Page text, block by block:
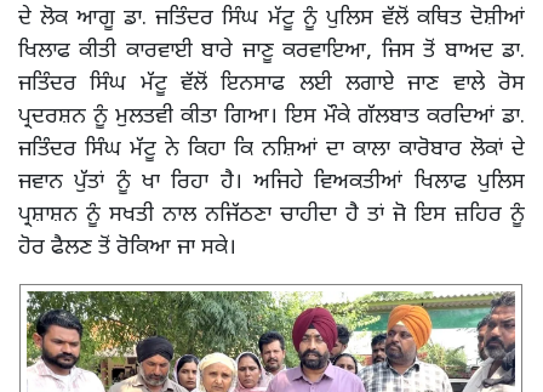
ਦੇ ਲੋਕ ਆਗੂ ਡਾ. ਜਤਿੰਦਰ ਸਿੰਘ ਮੱਟੂ ਨੂੰ ਪੁਲਿਸ ਵੱਲੋਂ ਕਥਿਤ ਦੋਸ਼ੀਆਂ
ਖਿਲਾਫ ਕੀਤੀ ਕਾਰਵਾਈ ਬਾਰੇ ਜਾਣੂ ਕਰਵਾਇਆ, ਜਿਸ ਤੋਂ ਬਾਅਦ ਡਾ.
ਜਤਿੰਦਰ ਸਿੰਘ ਮੱਟੂ ਵੱਲੋਂ ਇਨਸਾਫ ਲਈ ਲਗਾਏ ਜਾਣ ਵਾਲੇ ਰੋਸ
ਪ੍ਰਦਰਸ਼ਨ ਨੂੰ ਮੁਲਤਵੀ ਕੀਤਾ ਗਿਆ। ਇਸ ਮੌਕੇ ਗੱਲਬਾਤ ਕਰਦਿਆਂ ਡਾ.
ਜਤਿੰਦਰ ਸਿੰਘ ਮੱਟੂ ਨੇ ਕਿਹਾ ਕਿ ਨਸ਼ਿਆਂ ਦਾ ਕਾਲਾ ਕਾਰੋਬਾਰ ਲੋਕਾਂ ਦੇ
ਜਵਾਨ ਪੁੱਤਾਂ ਨੂੰ ਖਾ ਰਿਹਾ ਹੈ। ਅਜਿਹੇ ਵਿਅਕਤੀਆਂ ਖਿਲਾਫ ਪੁਲਿਸ
ਪ੍ਰਸ਼ਾਸ਼ਨ ਨੂੰ ਸਖਤੀ ਨਾਲ ਨਜਿੱਠਣਾ ਚਾਹੀਦਾ ਹੈ ਤਾਂ ਜੋ ਇਸ ਜ਼ਹਿਰ ਨੂੰ
ਹੋਰ ਫੈਲਣ ਤੋਂ ਰੋਕਿਆ ਜਾ ਸਕੇ।